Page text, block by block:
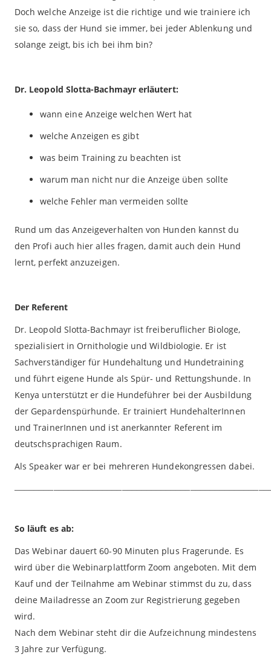
Doch welche Anzeige ist die richtige und wie trainiere ich
sie so, dass der Hund sie immer, bei jeder Ablenkung und
solange zeigt, bis ich bei ihm bin?
Dr. Leopold Slotta-Bachmayr erläutert:
wann eine Anzeige welchen Wert hat
welche Anzeigen es gibt
was beim Training zu beachten ist
warum man nicht nur die Anzeige üben sollte
welche Fehler man vermeiden sollte
Rund um das Anzeigeverhalten von Hunden kannst du
den Profi auch hier alles fragen, damit auch dein Hund
lernt, perfekt anzuzeigen.
Der Referent
Dr. Leopold Slotta-Bachmayr ist freiberuflicher Biologe,
spezialisiert in Ornithologie und Wildbiologie. Er ist
Sachverständiger für Hundehaltung und Hundetraining
und führt eigene Hunde als Spür- und Rettungshunde. In
Kenya unterstützt er die Hundeführer bei der Ausbildung
der Gepardenspürhunde. Er trainiert HundehalterInnen
und TrainerInnen und ist anerkannter Referent im
deutschsprachigen Raum.
Als Speaker war er bei mehreren Hundekongressen dabei.
So läuft es ab:
Das Webinar dauert 60-90 Minuten plus Fragerunde. Es
wird über die Webinarplattform Zoom angeboten. Mit dem
Kauf und der Teilnahme am Webinar stimmst du zu, dass
deine Mailadresse an Zoom zur Registrierung gegeben
wird.
Nach dem Webinar steht dir die Aufzeichnung mindestens
3 Jahre zur Verfügung.